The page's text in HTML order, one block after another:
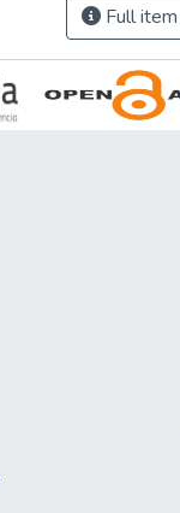
Full